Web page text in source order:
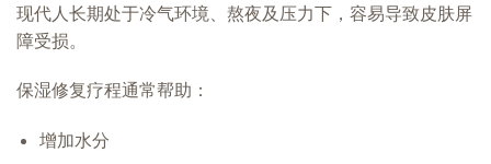
现代人长期处于冷气环境、熬夜及压力下，容易导致皮肤屏
障受损。
保湿修复疗程通常帮助：
增加水分